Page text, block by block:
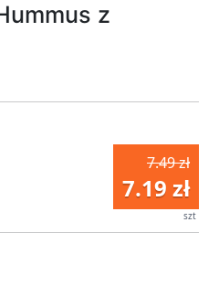
z
7.49 zł
7.19 zł
szt